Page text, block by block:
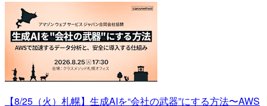
【8/25（火）札幌】生成AIを“会社の武器”にする方法〜AWS